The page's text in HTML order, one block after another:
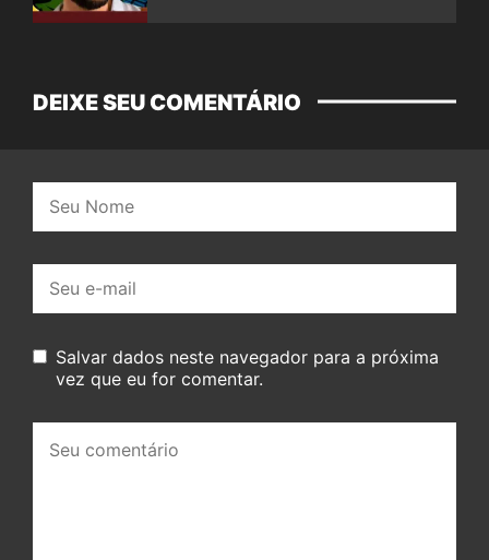
DEIXE SEU COMENTÁRIO
mail:
Salvar dados neste navegador para a próxima
vez que eu for comentar.
comentário: